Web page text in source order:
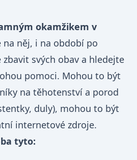
okamžikem v
na něj, i na období po
svých obav a hledejte
pomoci. Mohou to být
na těhotenství a porod
duly), mohou to být
tyto: